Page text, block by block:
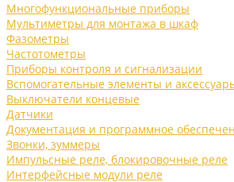
Многофункциональные приборы
Мультиметры для монтажа в шкаф
Фазометры
Частотометры
Приборы контроля и сигнализации
Вспомогательные элементы и
Выключатели концевые
Датчики
Документация и программное
Звонки, зуммеры
Импульсные реле, блокировочные реле
Интерфейсные модули реле